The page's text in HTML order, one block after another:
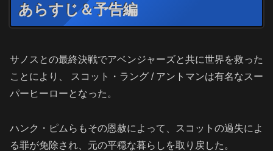
あらすじ＆予告編
サノスとの最終決戦でアベンジャーズと共に世界を救った
ことにより、 スコット・ラング / アントマンは有名なスー
パーヒーローとなった。
ハンク・ピムらもその恩赦によって、スコットの過失によ
る罪が免除され、元の平穏な暮らしを取り戻した。